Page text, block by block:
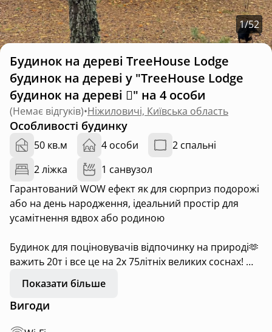
1/52
Будинок на дереві TreeHouse Lodge
будинок на дереві у "TreeHouse Lodge
будинок на дереві 🪾" на 4 особи
(Немає відгуків)•Ніжиловичі, Київська область
Особливості будинку
50 кв.м 4 особи
2 спальні
2 ліжка
1 санвузол
Гарантований WOW ефект як для сюрприз подорожі
або на день народження, ідеальний простір для
усамітнення вдвох або родиною
Будинок для поціновувачів відпочинку на природі🫶
важить 20т і все це на 2х 75літніх великих соснах!
На дереві є певний комфорт:
✔️2 спальні під стелею на другому поверсі, ліжка
Показати більше
Вигоди